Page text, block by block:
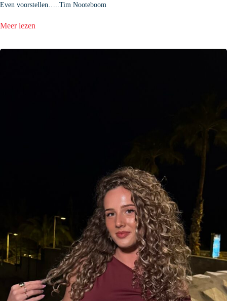
Even voorstellen…..Tim Nooteboom
Meer lezen